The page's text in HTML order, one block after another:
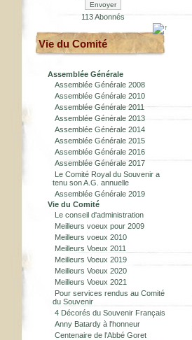
Envoyer
113 Abonnés
Vie du Comité
Assemblée Générale
Assemblée Générale 2008
Assemblée Générale 2010
Assemblée Générale 2011
Assemblée Générale 2013
Assemblée Générale 2014
Assemblée Générale 2015
Assemblée Générale 2016
Assemblée Générale 2017
Le Comité Royal du Souvenir a
tenu son A.G. annuelle
Assemblée Générale 2019
Vie du Comité
Le conseil d'administration
Meilleurs voeux pour 2009
Meilleurs voeux 2010
Meilleurs Voeux 2011
Meilleurs Voeux 2019
Meilleurs Voeux 2020
Meilleurs Voeux 2021
Pour services rendus au Comité
du Souvenir
4 Décorés du Souvenir Français
Anny Batardy à l'honneur
Centenaire de l'Abbé Goret